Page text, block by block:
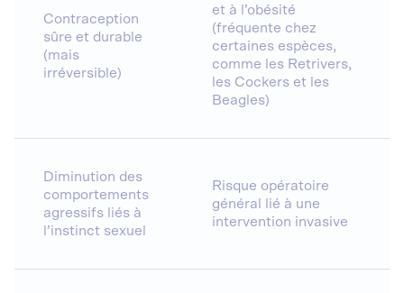
Contraception
sûre et durable
(mais
irréversible)
et à l’obésité
(fréquente chez
certaines espèces,
comme les Retrivers,
les Cockers et les
Beagles)
Diminution des
comportements
agressifs liés à
l’instinct sexuel
Risque opératoire
général lié à une
intervention invasive